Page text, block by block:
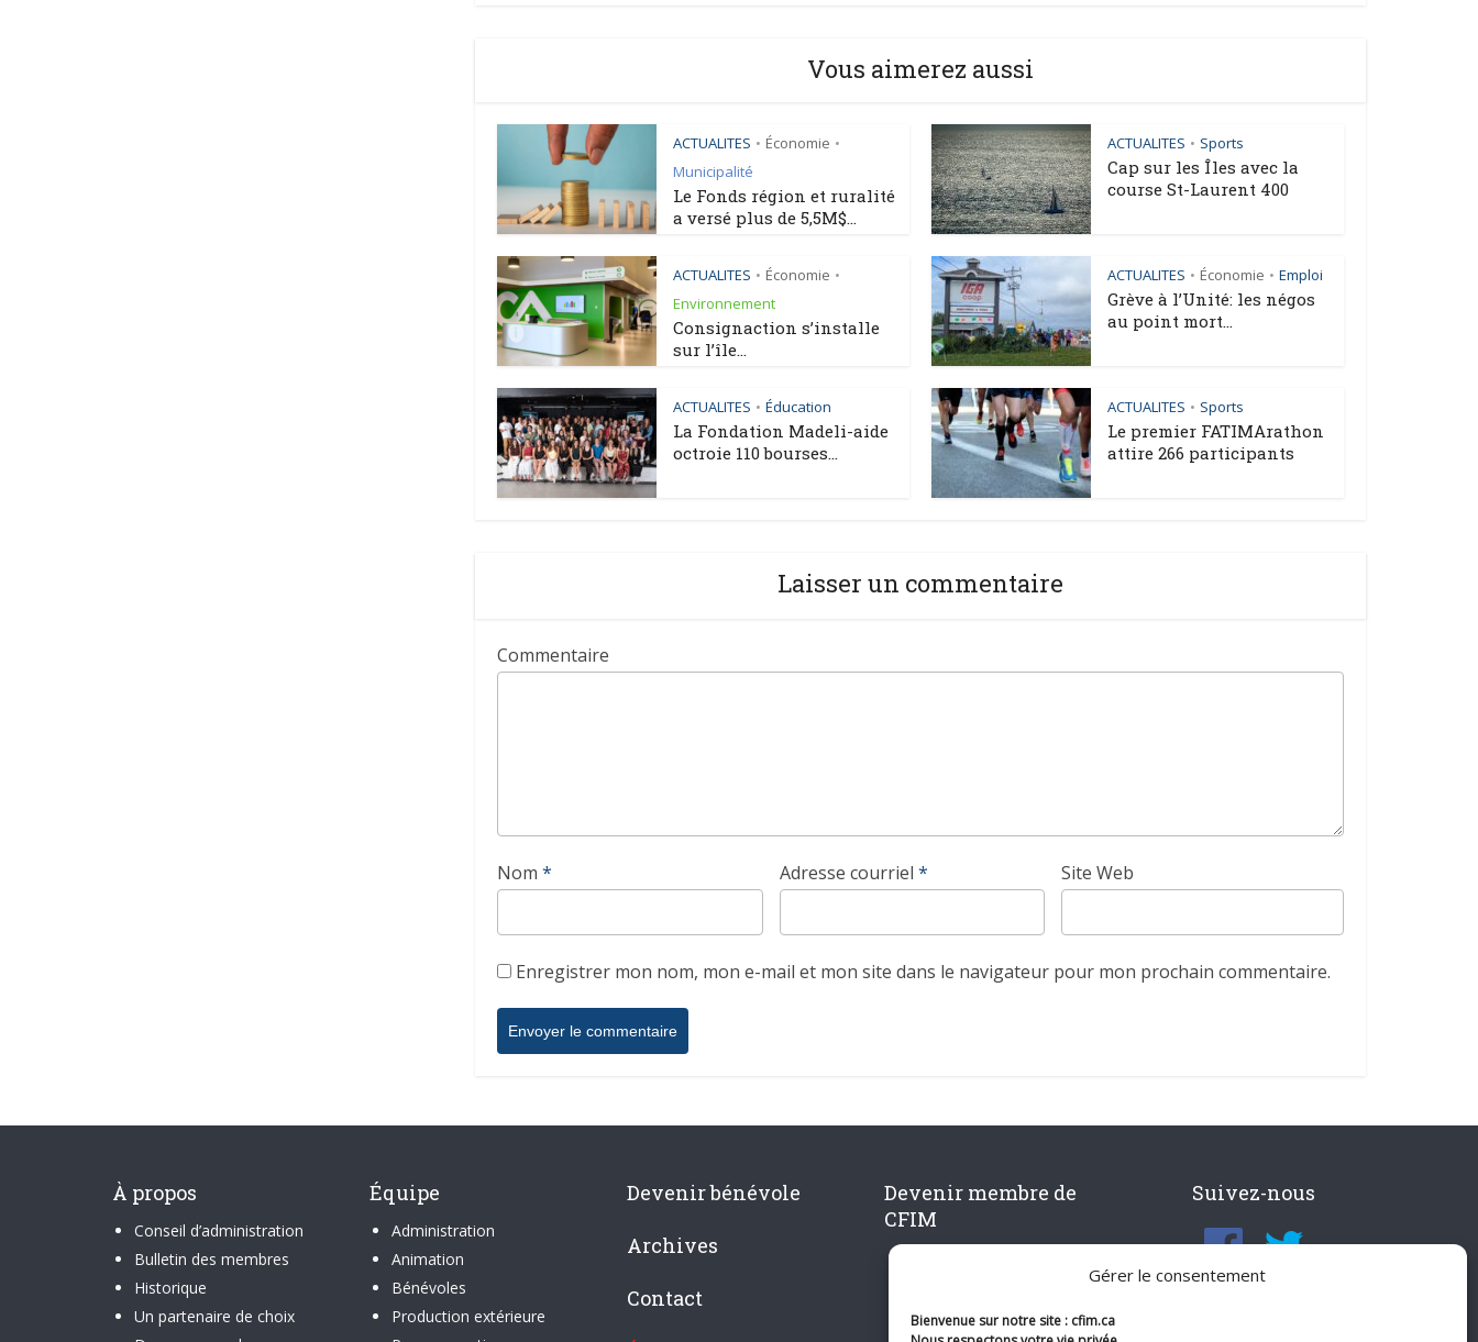
Gérer le consentement
Bienvenue sur notre site : cfim.ca
Vous aimerez aussi
ACTUALITES • Économie •
Municipalité
Le Fonds région et ruralité
a versé plus de 5,5M$...
ACTUALITES • Sports
Cap sur les Îles avec la
course St-Laurent 400
ACTUALITES • Économie •
Environnement
Consignaction s’installe
sur l’île...
ACTUALITES • Économie • Emploi
Grève à l’Unité: les négos
au point mort...
ACTUALITES • Éducation
La Fondation Madeli-aide
octroie 110 bourses...
ACTUALITES • Sports
Le premier FATIMArathon
attire 266 participants
Laisser un commentaire
Commentaire
Nom * Adresse courriel * Site Web
Enregistrer mon nom, mon e-mail et mon site dans le navigateur pour mon prochain commentaire.
À propos
Conseil d’administration
Bulletin des membres
Historique
Un partenaire de choix
Équipe
Administration
Animation
Bénévoles
Production extérieure
Devenir bénévole
Archives
Contact
Devenir membre de
CFIM
Suivez-nous